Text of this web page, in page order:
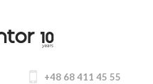
+48 68 411 45 55